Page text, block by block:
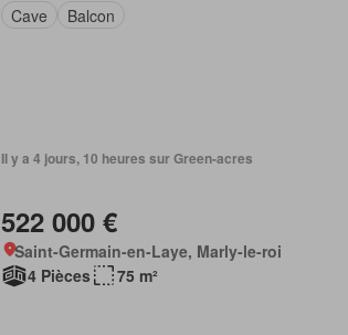
Cave
Balcon
Il y a 4 jours, 10 heures sur Green-acres
522 000 €
Saint-Germain-en-Laye, Marly-le-roi
4 Pièces
75 m²